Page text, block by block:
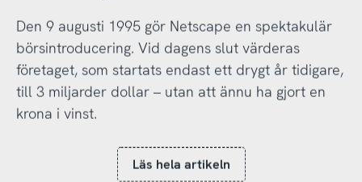
Den 9 augusti 1995 gör Netscape en spektakulär
börsintroducering. Vid dagens slut värderas
företaget, som startats endast ett drygt år tidigare,
till 3 miljarder dollar – utan att ännu ha gjort en
krona i vinst.
Läs hela artikeln